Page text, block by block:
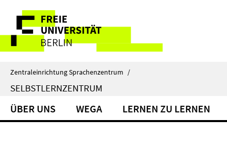
direkt
Inhalt
Service-
Navigation
Zentraleinrichtung Sprachenzentrum /
SELBSTLERNZENTRUM
ÜBER UNS WEGA LERNEN ZU LERNEN